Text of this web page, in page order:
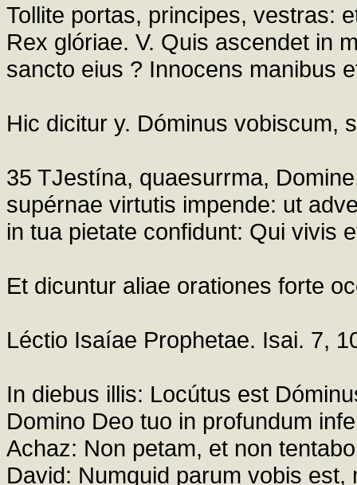
Tollite portas, principes, vestras:
Rex glóriae. V. Quis ascendet in
sancto eius ? Innocens manibus
Hic dicitur y. Dóminus vobiscum,
35 TJestína, quaesurrma,
supérnae virtutis impende: ut
in tua pietate confidunt: Qui vivis
Et dicuntur aliae orationes forte
Léctio Isaíae Prophetae. Isai. 7,
In diebus illis: Locútus est
Domino Deo tuo in profundum
Achaz: Non petam, et non
David: Numquid parum vobis